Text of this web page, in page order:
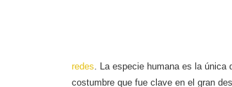
redes. La especie humana es la única
costumbre que fue clave en el gran